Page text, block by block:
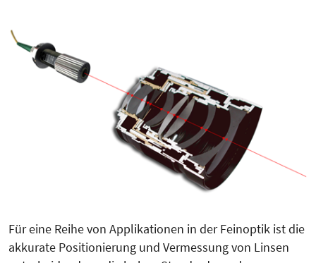
Für eine Reihe von Applikationen in der Feinoptik ist die
akkurate Po­sitionierung und Ver­mes­sung von Linsen